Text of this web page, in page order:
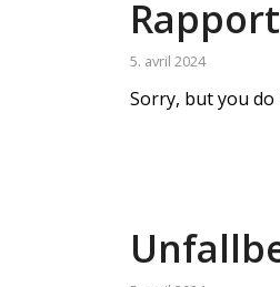
5. avril 2024
Sorry, but you